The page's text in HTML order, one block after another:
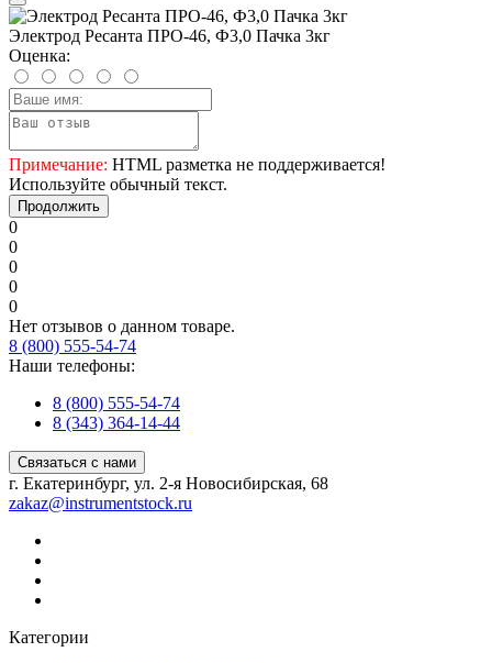
Электрод Ресанта ПРО-46, Ф3,0 Пачка 3кг
Оценка:
Примечание: HTML разметка не поддерживается!
Используйте обычный текст.
Продолжить
0
0
0
0
0
Нет отзывов о данном товаре.
8 (800) 555-54-74
Наши телефоны:
8 (800) 555-54-74
8 (343) 364-14-44
Связаться с нами
г. Екатеринбург, ул. 2-я Новосибирская, 68
zakaz@instrumentstock.ru
Категории